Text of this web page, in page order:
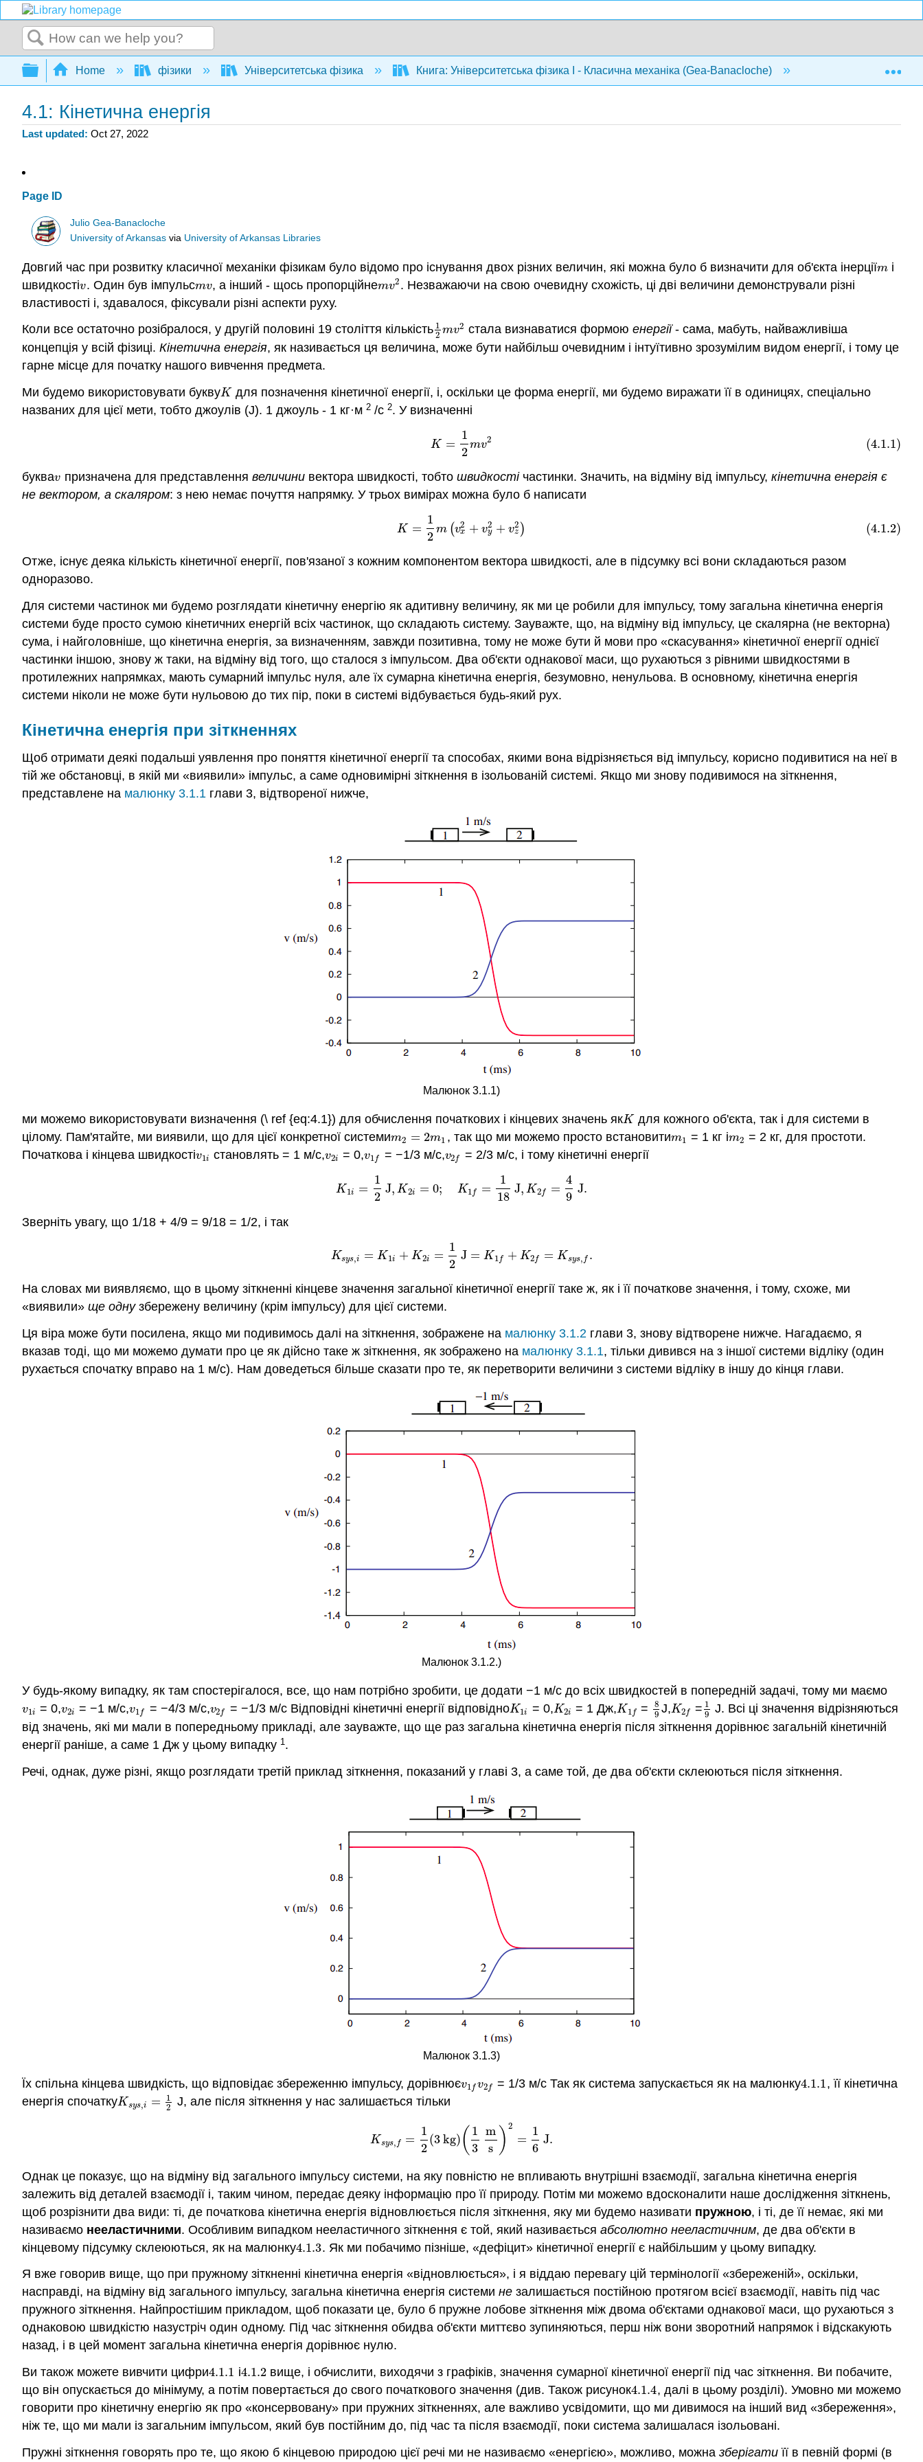
Search
Expand/collapse global hierarchy
Home фізики Університетська фізика Книга: Університетська фізика I - Класична механіка (Gea-Banacloche) 4: Кінетична
4.1: Кінетична енергія
Last updated Oct 27, 2022
Page ID
Julio Gea-Banacloche
University of Arkansasvia University of Arkansas Libraries
Довгий час при розвитку класичної механіки фізикам було відомо про існування двох різних величин, які можна було б визначити для об'єкта інерціїm
m і
швидкостіv
v. Один був імпульсmv
mv, а інший - щось пропорційнеmv2
mv2. Незважаючи на свою очевидну схожість, ці дві величини демонстрували різні
властивості і, здавалося, фіксували різні аспекти руху.
Коли все остаточно розібралося, у другій половині 19 століття кількість 1
2 mv2
12mv 2стала визнаватися формоюенергії- сама, мабуть, найважливіша
концепція у всій фізиці. Кінетична енергія, як називається ця величина, може бути найбільш очевидним і інтуїтивно зрозумілим видом енергії, і тому це
гарне місце для початку нашого вивчення предмета.
Ми будемо використовувати буквуK
K для позначення кінетичної енергії, і, оскільки це форма енергії, ми будемо виражати її в одиницях, спеціально
названих для цієї мети, тобто джоулів (J). 1 джоуль - 1 кг·м 2 /с 2. У визначенні
K =
1
2
mv2 (4.1.1)
(4.1.1) = m
букваv
v призначена для представлення величинивектора швидкості, тобто швидкостічастинки. Значить, на відміну від імпульсу, кінетична енергія є
не вектором, а скаляром: з нею немає почуття напрямку. У трьох вимірах можна було б написати
K =
1
2
m (v2
x + v2
y + v2
z ) (4.1.2)
(4.1.2) = m (v x +v y +vz
Отже, існує деяка кількість кінетичної енергії, пов'язаної з кожним компонентом вектора швидкості, але в підсумку всі вони складаються разом
одноразово.
Для системи частинок ми будемо розглядати кінетичну енергію як адитивну величину, як ми це робили для імпульсу, тому загальна кінетична енергія
системи буде просто сумою кінетичних енергій всіх частинок, що складають систему. Зауважте, що, на відміну від імпульсу, це скалярна (не векторна)
сума, і найголовніше, що кінетична енергія, за визначенням, завжди позитивна, тому не може бути й мови про «скасування» кінетичної енергії однієї
частинки іншою, знову ж таки, на відміну від того, що сталося з імпульсом. Два об'єкти однакової маси, що рухаються з рівними швидкостями в
протилежних напрямках, мають сумарний імпульс нуля, але їх сумарна кінетична енергія, безумовно, ненульова. В основному, кінетична енергія
системи ніколи не може бути нульовою до тих пір, поки в системі відбувається будь-який рух.
Кінетична енергія при зіткненнях
Щоб отримати деякі подальші уявлення про поняття кінетичної енергії та способах, якими вона відрізняється від імпульсу, корисно подивитися на неї в
тій же обстановці, в якій ми «виявили» імпульс, а саме одновимірні зіткнення в ізольованій системі. Якщо ми знову подивимося на зіткнення,
представлене на малюнку 3.1.1 глави 3, відтвореної нижче,
Малюнок 3.1.1)
ми можемо використовувати визначення (\ ref {eq:4.1}) для обчислення початкових і кінцевих значень якK
K для кожного об'єкта, так і для системи в
цілому. Пам'ятайте, ми виявили, що для цієї конкретної системиm2 = 2m1
m2 =2 m1 , так що ми можемо просто встановитиm1
m1 = 1 кг іm2
m2 = 2 кг, для простоти.
Початкова і кінцева швидкостіv1i
v1 становлять = 1 м/с,v2i
v2 = 0,v1f
v1f = −1/3 м/с,v2f
v2f = 2/3 м/с, і тому кінетичні енергії
K1i =
1
2
J, K2i = 0; K1f =
1
18
J, K2f =
4
9
J.
K1 =12J, K2 i=0 K1f= 118J,K2f =49 J.
Зверніть увагу, що 1/18 + 4/9 = 9/18 = 1/2, і так
Ksys,i = K1i + K2i =
1
2
J = K1f + K2f = Ksys, f .
Ksys,i= K1i+K 2i=12J =K1f+K2 f=Ks ys ,f.
На словах ми виявляємо, що в цьому зіткненні кінцеве значення загальної кінетичної енергії таке ж, як і її початкове значення, і тому, схоже, ми
«виявили» ще однузбережену величину (крім імпульсу) для цієї системи.
Ця віра може бути посилена, якщо ми подивимось далі на зіткнення, зображене на малюнку 3.1.2 глави 3, знову відтворене нижче. Нагадаємо, я
вказав тоді, що ми можемо думати про це як дійсно таке ж зіткнення, як зображено на малюнку 3.1.1, тільки дивився на з іншої системи відліку (один
рухається спочатку вправо на 1 м/с). Нам доведеться більше сказати про те, як перетворити величини з системи відліку в іншу до кінця глави.
Малюнок 3.1.2.)
У будь-якому випадку, як там спостерігалося, все, що нам потрібно зробити, це додати −1 м/с до всіх швидкостей в попередній задачі, тому ми маємо
v1i
v1 = 0,v2i
v2 = −1 м/с,v1f
v1f = −4/3 м/с,v2f
v2f = −1/3 м/с Відповідні кінетичні енергії відповідноK1i
K1i = 0,K2i
K2i = 1 Дж,K1f
K1 f =
8
9
89J,K2f
K2f = 1
9
19J. Всі ці значення відрізняються
від значень, які ми мали в попередньому прикладі, але зауважте, що ще раз загальна кінетична енергія після зіткнення дорівнює загальній кінетичній
енергії раніше, а саме 1 Дж у цьому випадку 1 .
Речі, однак, дуже різні, якщо розглядати третій приклад зіткнення, показаний у главі 3, а саме той, де два об'єкти склеюються після зіткнення.
Малюнок 3.1.3)
Їх спільна кінцева швидкість, що відповідає збереженню імпульсу, дорівнюєv1f
v1fv2f
v2f = 1/3 м/с Так як система запускається як на малюнку4.1.1
4.1.1, її кінетична
енергія спочаткуKsys,i =
1
2
Ksys, =1 2 J, але після зіткнення у нас залишається тільки
Ksys, f =
1
2
(3kg)( 1
3
m
s ) 2
=
1
6
J.
Ks y s,f =12( 3kg )( 13 ms 2 16 J.
Однак це показує, що на відміну від загального імпульсу системи, на яку повністю не впливають внутрішні взаємодії, загальна кінетична енергія
залежить від деталей взаємодії і, таким чином, передає деяку інформацію про її природу. Потім ми можемо вдосконалити наше дослідження зіткнень,
щоб розрізнити два види: ті, де початкова кінетична енергія відновлюється після зіткнення, яку ми будемо називати пружною, і ті, де її немає, які ми
називаємо нееластичними. Особливим випадком нееластичного зіткнення є той, який називається абсолютно нееластичним, де два об'єкти в
кінцевому підсумку склеюються, як на малюнку4.1.3
4.1.3. Як ми побачимо пізніше, «дефіцит» кінетичної енергії є найбільшим у цьому випадку.
Я вже говорив вище, що при пружному зіткненні кінетична енергія «відновлюється», і я віддаю перевагу цій термінології «збереженій», оскільки,
насправді, на відміну від загального імпульсу, загальна кінетична енергія системи не залишається постійною протягом всієї взаємодії, навіть під час
пружного зіткнення. Найпростішим прикладом, щоб показати це, було б пружне лобове зіткнення між двома об'єктами однакової маси, що рухаються з
однаковою швидкістю назустріч один одному. Під час зіткнення обидва об'єкти миттєво зупиняються, перш ніж вони зворотний напрямок і відскакують
назад, і в цей момент загальна кінетична енергія дорівнює нулю.
Ви також можете вивчити цифри4.1.1
4.1.1 і4.1.2
4.1.2 вище, і обчислити, виходячи з графіків, значення сумарної кінетичної енергії під час зіткнення. Ви побачите,
що він опускається до мінімуму, а потім повертається до свого початкового значення (див. Також рисунок4.1.4
4.1.4, далі в цьому розділі). Умовно ми можемо
говорити про кінетичну енергію як про «консервовану» при пружних зіткненнях, але важливо усвідомити, що ми дивимося на інший вид «збереження»,
ніж те, що ми мали із загальним імпульсом, який був постійним до, під час та після взаємодії, поки система залишалася ізольовані.
Пружні зіткнення говорять про те, що якою б кінцевою природою цієї речі ми не називаємо «енергією», можливо, можна зберігати її в певній формі (в